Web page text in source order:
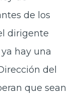
de los
dirigente
hay una
del
que sean